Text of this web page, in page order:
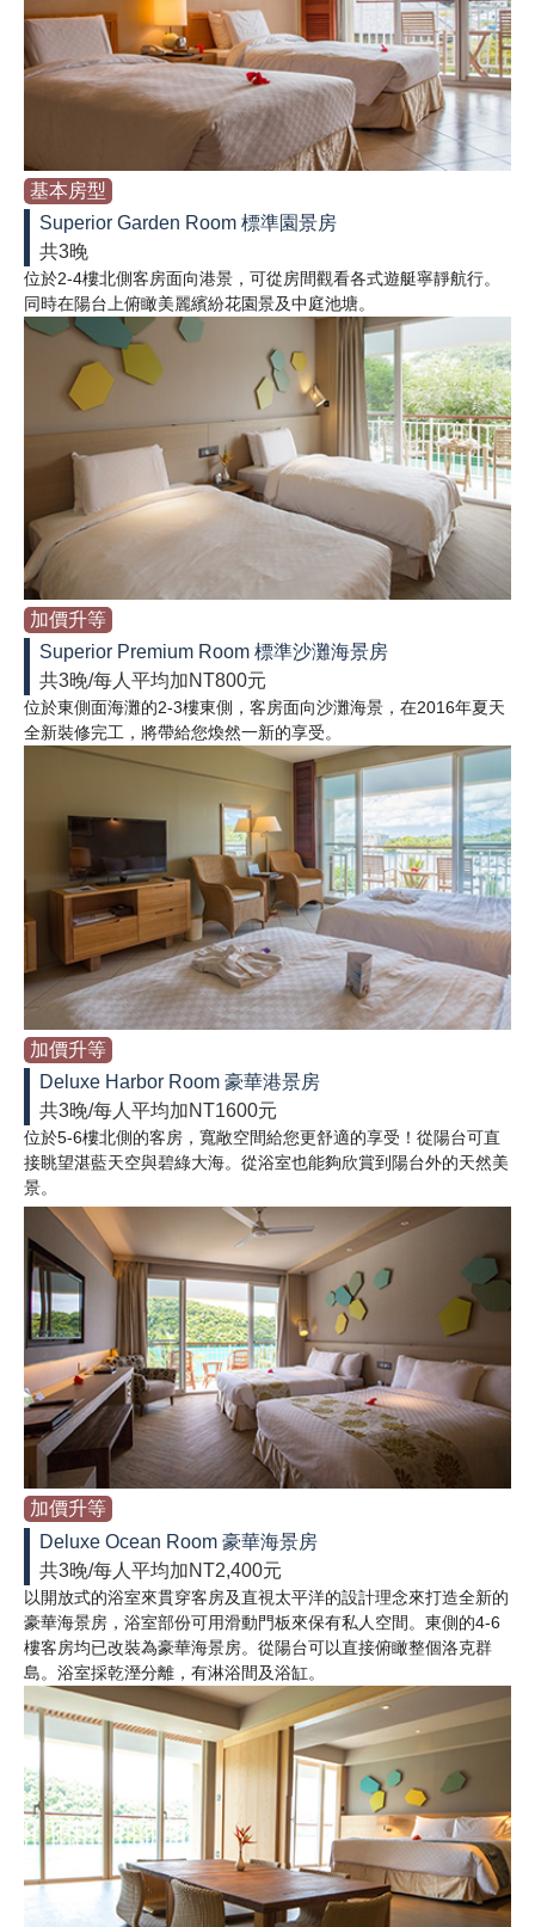
基本房型
Superior Garden Room 標準園景房
共3晚
位於2-4樓北側客房面向港景，可從房間觀看各式遊艇寧靜航行。
同時在陽台上俯瞰美麗繽紛花園景及中庭池塘。
加價升等
Superior Premium Room 標準沙灘海景房
共3晚/每人平均加NT800元
位於東側面海灘的2-3樓東側，客房面向沙灘海景，在2016年夏天
全新裝修完工，將帶給您煥然一新的享受。
加價升等
Deluxe Harbor Room 豪華港景房
共3晚/每人平均加NT1600元
位於5-6樓北側的客房，寬敞空間給您更舒適的享受！從陽台可直
接眺望湛藍天空與碧綠大海。從浴室也能夠欣賞到陽台外的天然美
景。
加價升等
Deluxe Ocean Room 豪華海景房
共3晚/每人平均加NT2,400元
以開放式的浴室來貫穿客房及直視太平洋的設計理念來打造全新的
豪華海景房，浴室部份可用滑動門板來保有私人空間。東側的4-6
樓客房均已改裝為豪華海景房。從陽台可以直接俯瞰整個洛克群
島。浴室採乾溼分離，有淋浴間及浴缸。